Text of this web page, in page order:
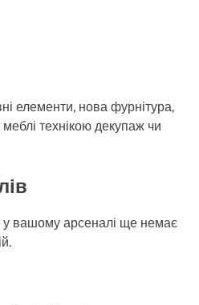
елементи, нова фурнітура,
технікою декупаж чи
у вашому арсеналі ще немає